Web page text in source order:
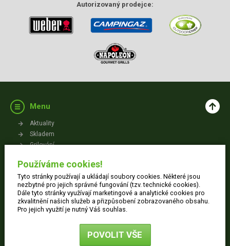
Autorizovaný prodejce:
Menu
Aktuality
Skladem
Grilování
Kontakt
Vše o nákupu
Jak nakupovat
Obchodní podmínky
Dodací informace
Ochrana osobních údajů
Používáme cookies!
Tyto stránky používají a ukládají soubory cookies. Některé jsou
nezbytné pro jejich správné fungování (tzv. technické cookies).
Dále tyto stránky využívají marketingové a analytické cookies pro
zkvalitnění našich služeb a přizpůsobení zobrazovaného obsahu.
Pro jejich využití je nutný Váš souhlas.
POVOLIT VŠE